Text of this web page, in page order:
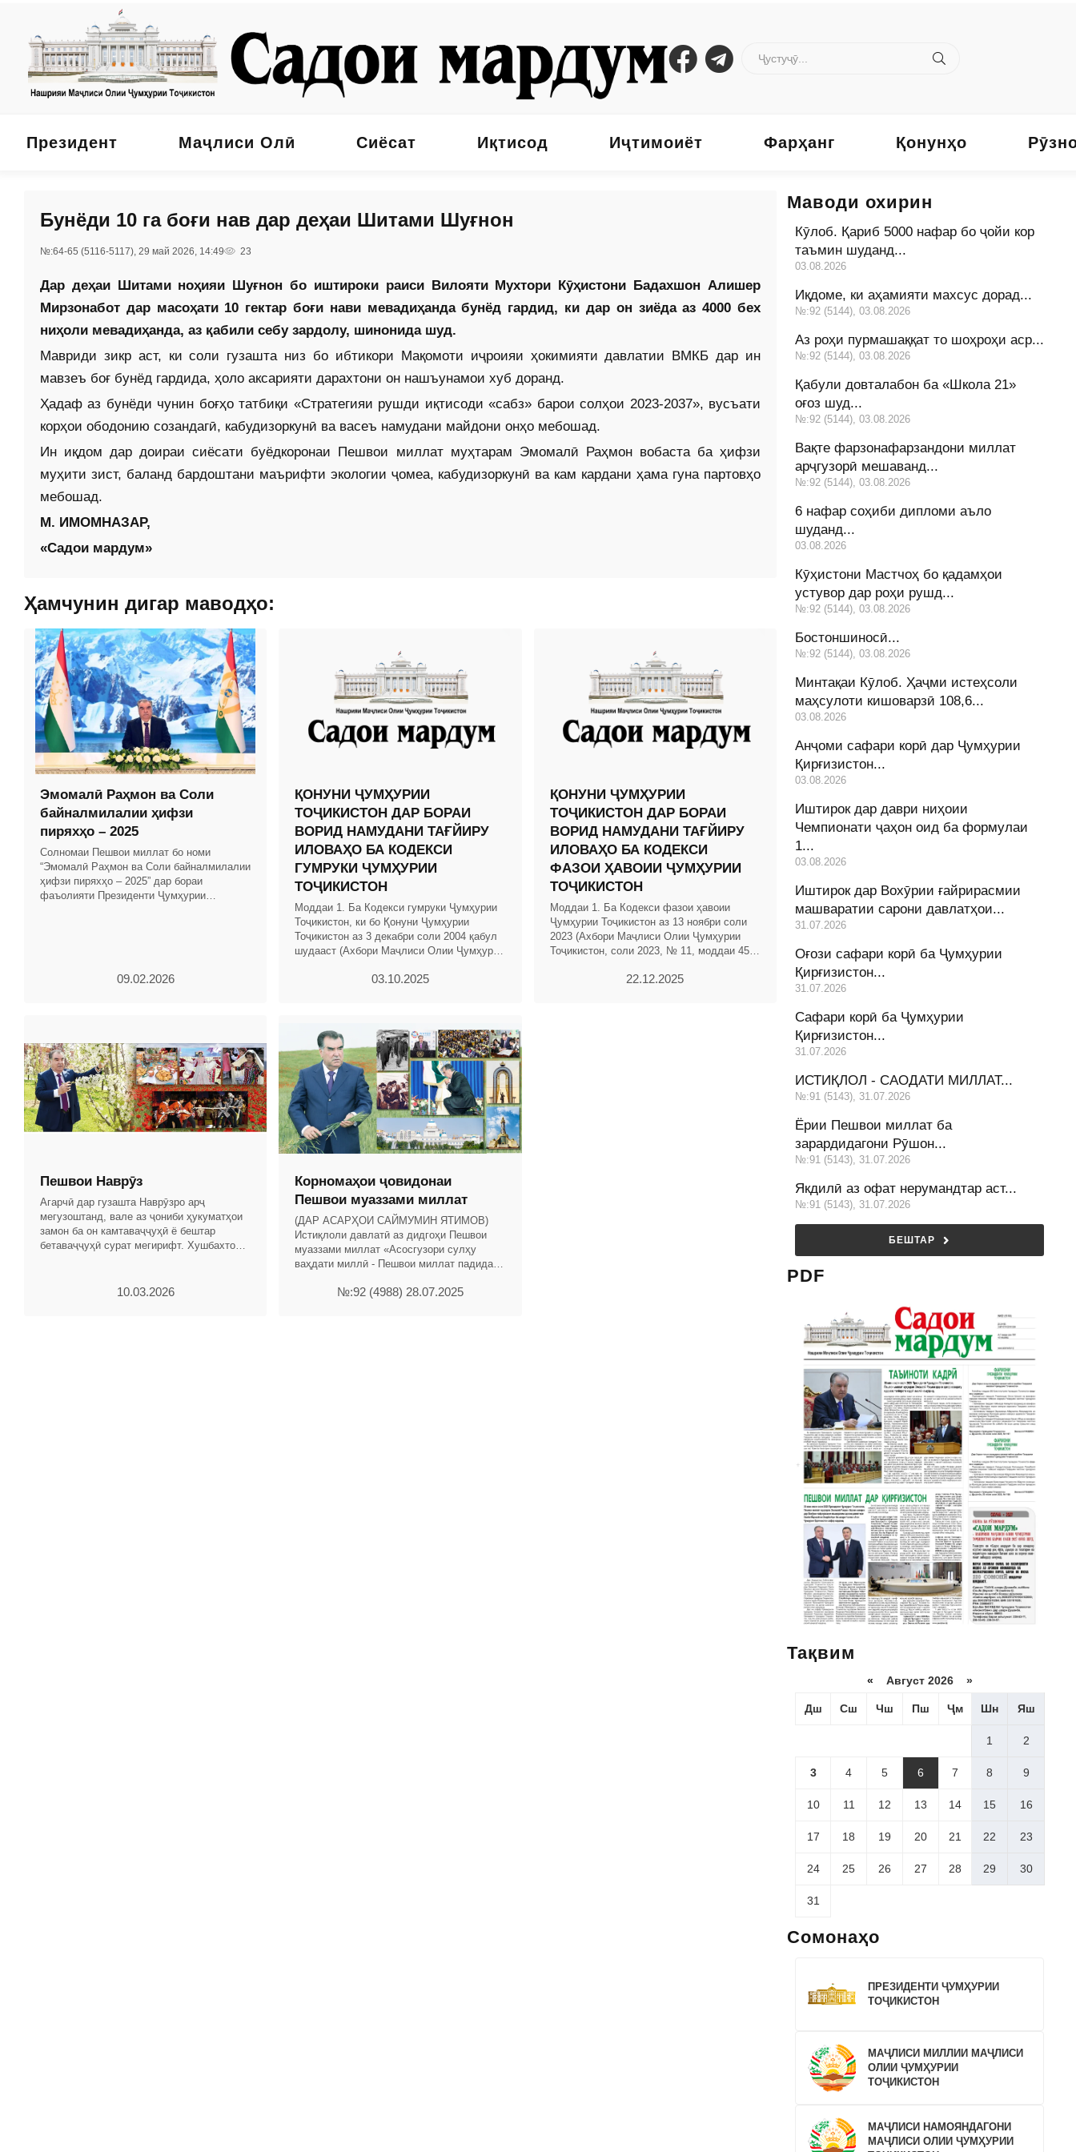
Президент Маҷлиси Олӣ Сиёсат Иқтисод Иҷтимоиёт Фарҳанг Қонунҳо
Бунёди 10 га боғи нав дар деҳаи Шитами Шуғнон
№:64-65 (5116-5117), 29 май 2026, 14:49 23
Дар деҳаи Шитами ноҳияи Шуғнон бо иштироки раиси Вилояти Мухтори Кӯҳистони Бадахшон Алишер
Мирзонабот дар масоҳати 10 гектар боғи нави мевадиҳанда бунёд гардид, ки дар он зиёда аз 4000 бех
ниҳоли мевадиҳанда, аз қабили себу зардолу, шинонида шуд.
Мавриди зикр аст, ки соли гузашта низ бо ибтикори Мақомоти иҷроияи ҳокимияти давлатии ВМКБ дар ин
мавзеъ боғ бунёд гардида, ҳоло аксарияти дарахтони он нашъунамои хуб доранд.
Ҳадаф аз бунёди чунин боғҳо татбиқи «Стратегияи рушди иқтисоди «сабз» барои солҳои 2023-2037», вусъати
корҳои ободонию созандагӣ, кабудизоркунӣ ва васеъ намудани майдони онҳо мебошад.
Ин иқдом дар доираи сиёсати буёдкоронаи Пешвои миллат муҳтарам Эмомалӣ Раҳмон вобаста ба ҳифзи
муҳити зист, баланд бардоштани маърифти экологии ҷомеа, кабудизоркунӣ ва кам кардани ҳама гуна партовҳо
мебошад.
М. ИМОМНАЗАР,
«Садои мардум»
Ҳамчунин дигар маводҳо:
Эмомалӣ Раҳмон ва Соли
байналмилалии ҳифзи
пиряхҳо – 2025
Солномаи Пешвои миллат бо номи
“Эмомалӣ Раҳмон ва Соли байналмилалии
ҳифзи пиряхҳо – 2025” дар бораи
фаъолияти Президенти Ҷумҳурии
09.02.2026
ҚОНУНИ ҶУМҲУРИИ
ТОҶИКИСТОН ДАР БОРАИ
ВОРИД НАМУДАНИ ТАҒЙИРУ
ИЛОВАҲО БА КОДЕКСИ
ГУМРУКИ ҶУМҲУРИИ
ТОҶИКИСТОН
Моддаи 1. Ба Кодекси гумруки Ҷумҳурии
Тоҷикистон, ки бо Қонуни Ҷумҳурии
Тоҷикистон аз 3 декабри соли 2004 қабул
шудааст (Ахбори Маҷлиси Олии Ҷумҳурии
03.10.2025
ҚОНУНИ ҶУМҲУРИИ
ТОҶИКИСТОН ДАР БОРАИ
ВОРИД НАМУДАНИ ТАҒЙИРУ
ИЛОВАҲО БА КОДЕКСИ
ФАЗОИ ҲАВОИИ ҶУМҲУРИИ
ТОҶИКИСТОН
Моддаи 1. Ба Кодекси фазои ҳавоии
Ҷумҳурии Тоҷикистон аз 13 ноябри соли
2023 (Ахбори Маҷлиси Олии Ҷумҳурии
Тоҷикистон, соли 2023, № 11, моддаи 456)
22.12.2025
Пешвои Наврӯз
Агарчӣ дар гузашта Наврӯзро арҷ
мегузоштанд, вале аз ҷониби ҳукуматҳои
замон ба он камтаваҷҷуҳӣ ё бештар
бетаваҷҷуҳӣ сурат мегирифт. Хушбахтона,
10.03.2026
Корномаҳои ҷовидонаи
Пешвои муаззами миллат
(ДАР АСАРҲОИ САЙМУМИН ЯТИМОВ)
Истиқлоли давлатӣ аз дидгоҳи Пешвои
муаззами миллат «Асосгузори сулҳу
ваҳдати миллӣ - Пешвои миллат падидаи
намешуморад. Ба ин
№:92 (4988) 28.07.2025
Маводи охирин
Кӯлоб. Қариб 5000 нафар бо ҷойи кор
таъмин шуданд...
03.08.2026
Иқдоме, ки аҳамияти махсус дорад...
№:92 (5144), 03.08.2026
Аз роҳи пурмашаққат то шоҳроҳи аср...
№:92 (5144), 03.08.2026
Қабули довталабон ба «Школа 21»
оғоз шуд...
№:92 (5144), 03.08.2026
Вақте фарзонафарзандони миллат
арҷгузорӣ мешаванд...
№:92 (5144), 03.08.2026
6 нафар соҳиби дипломи аъло
шуданд...
03.08.2026
Кӯҳистони Мастчоҳ бо қадамҳои
устувор дар роҳи рушд...
№:92 (5144), 03.08.2026
Бостоншиносӣ...
№:92 (5144), 03.08.2026
Минтақаи Кӯлоб. Ҳаҷми истеҳсоли
маҳсулоти кишоварзӣ 108,6...
03.08.2026
Анҷоми сафари корӣ дар Ҷумҳурии
Қирғизистон...
03.08.2026
Иштирок дар даври ниҳоии
Чемпионати ҷаҳон оид ба формулаи
1...
03.08.2026
Иштирок дар Вохӯрии ғайрирасмии
машваратии сарони давлатҳои...
31.07.2026
Оғози сафари корӣ ба Ҷумҳурии
Қирғизистон...
31.07.2026
Сафари корӣ ба Ҷумҳурии
Қирғизистон...
31.07.2026
ИСТИҚЛОЛ - САОДАТИ МИЛЛАТ...
№:91 (5143), 31.07.2026
Ёрии Пешвои миллат ба
зарардидагони Рӯшон...
№:91 (5143), 31.07.2026
Якдилӣ аз офат нерумандтар аст...
№:91 (5143), 31.07.2026
БЕШТАР
PDF
Тақвим
« Август 2026 »
Дш Сш Чш Пш Ҷм Шн Яш
1 2
3 4 5 6 7 8 9
10 11 12 13 14 15 16
17 18 19 20 21 22 23
24 25 26 27 28 29 30
31
Сомонаҳо
ПРЕЗИДЕНТИ ҶУМҲУРИИ
ТОҶИКИСТОН
МАҶЛИСИ МИЛЛИИ МАҶЛИСИ
ОЛИИ ҶУМҲУРИИ
ТОҶИКИСТОН
МАҶЛИСИ НАМОЯНДАГОНИ
МАҶЛИСИ ОЛИИ ҶУМҲУРИИ